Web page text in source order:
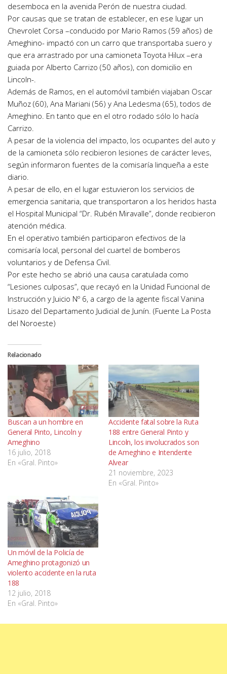
desemboca en la avenida Perón de nuestra ciudad.
Por causas que se tratan de establecer, en ese lugar un
Chevrolet Corsa –conducido por Mario Ramos (59 años) de
Ameghino- impactó con un carro que transportaba suero y
que era arrastrado por una camioneta Toyota Hilux –era
guiada por Alberto Carrizo (50 años), con domicilio en
Lincoln-.
Además de Ramos, en el automóvil también viajaban Oscar
Muñoz (60), Ana Mariani (56) y Ana Ledesma (65), todos de
Ameghino. En tanto que en el otro rodado sólo lo hacía
Carrizo.
A pesar de la violencia del impacto, los ocupantes del auto y
de la camioneta sólo recibieron lesiones de carácter leves,
según informaron fuentes de la comisaría linqueña a este
diario.
A pesar de ello, en el lugar estuvieron los servicios de
emergencia sanitaria, que transportaron a los heridos hasta
el Hospital Municipal “Dr. Rubén Miravalle”, donde recibieron
atención médica.
En el operativo también participaron efectivos de la
comisaría local, personal del cuartel de bomberos
voluntarios y de Defensa Civil.
Por este hecho se abrió una causa caratulada como
“Lesiones culposas”, que recayó en la Unidad Funcional de
Instrucción y Juicio Nº 6, a cargo de la agente fiscal Vanina
Lisazo del Departamento Judicial de Junín. (Fuente La Posta
del Noroeste)
Relacionado
Buscan a un hombre en
General Pinto, Lincoln y
Ameghino
16 julio, 2018
En «Gral. Pinto»
Accidente fatal sobre la Ruta
188 entre General Pinto y
Lincoln, los involucrados son
de Ameghino e Intendente
Alvear
21 noviembre, 2023
En «Gral. Pinto»
Un móvil de la Policía de
Ameghino protagonizó un
violento accidente en la ruta
188
12 julio, 2018
En «Gral. Pinto»